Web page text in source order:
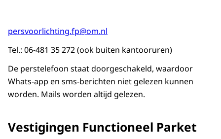
persvoorlichting.fp@om.nl
Tel.: 06-481 35 272 (ook buiten kantooruren)
De perstelefoon staat doorgeschakeld, waardoor
Whats-app en sms-berichten niet gelezen kunnen
worden. Mails worden altijd gelezen.
Vestigingen Functioneel Parket